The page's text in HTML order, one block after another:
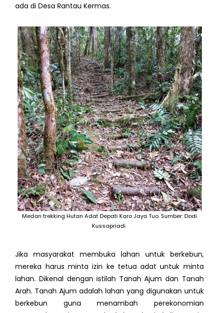
ada di Desa Rantau Kermas.
Medan trekking Hutan Adat Depati Karo Jaya Tuo. Sumber: Dodi
Kussapriadi
Jika masyarakat membuka lahan untuk berkebun,
mereka harus minta izin ke tetua adat untuk minta
lahan. Dikenal dengan istilah Tanah Ajum dan Tanah
Arah. Tanah Ajum adalah lahan yang digunakan untuk
berkebun guna menambah perekonomian